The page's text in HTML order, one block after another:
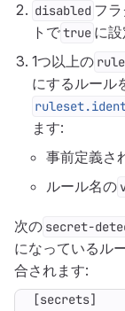
disabled フラ
トでtrue に設
1つ以上の
にするルール
ます:
事前定義さ
ルール名の
次の secret-
になっているル
合されます:
[secrets]